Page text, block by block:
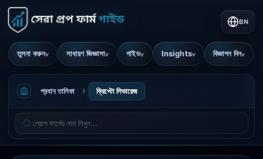
তুলনা করুনv সাধারণ জিজ্ঞাসাv গাইডv Insightsv বিজ্ঞাপন দিনv
BN
প্রধান তালিকা ক্রিপ্টো লিভারেজ